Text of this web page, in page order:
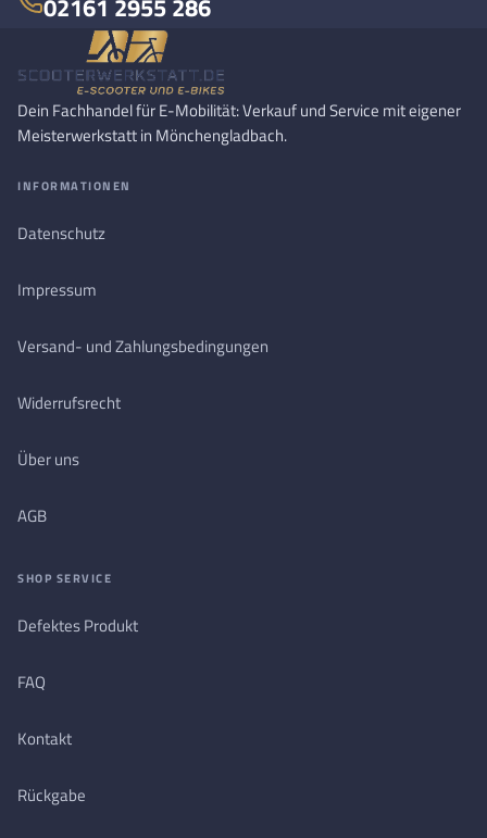
Dein Fachhandel für E-Mobilität: Verkauf und Service mit eigener
Meisterwerkstatt in Mönchengladbach.
INFORMATIONEN
Datenschutz
Impressum
Versand- und Zahlungsbedingungen
Widerrufsrecht
Über uns
AGB
SHOP SERVICE
Defektes Produkt
FAQ
Kontakt
Rückgabe